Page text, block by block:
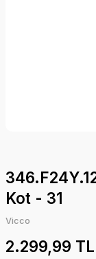
Kot - 31
Vicco
2.299,99 TL